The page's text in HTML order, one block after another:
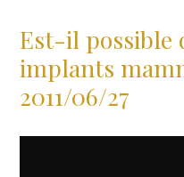
Est-il possible
implants
2011/06/27